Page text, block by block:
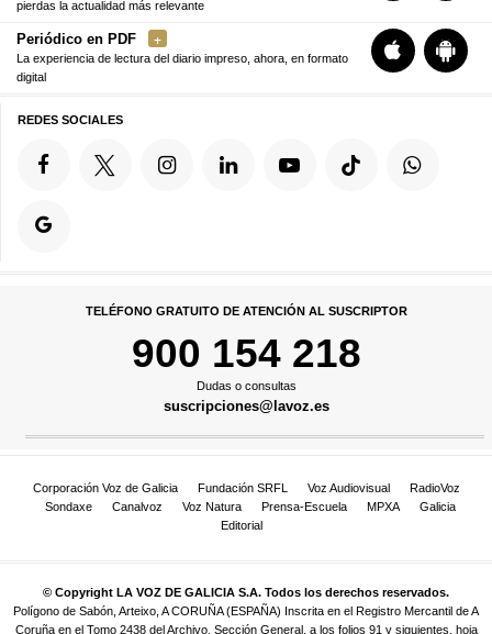
pierdas la actualidad más relevante
Periódico en PDF
La experiencia de lectura del diario impreso, ahora, en formato
digital
REDES SOCIALES
TELÉFONO GRATUITO DE ATENCIÓN AL SUSCRIPTOR
900 154 218
Dudas o consultas
suscripciones@lavoz.es
Corporación Voz de Galicia Fundación SRFL Voz Audiovisual
RadioVoz
Sondaxe
Canalvoz Voz Natura Prensa-Escuela MPXA
Galicia
Editorial
© Copyright LA VOZ DE GALICIA S.A. Todos los derechos reservados.
Polígono de Sabón, Arteixo, A CORUÑA (ESPAÑA) Inscrita en el Registro Mercantil de A
Coruña en el Tomo 2438 del Archivo, Sección General, a los folios 91 y siguientes, hoja